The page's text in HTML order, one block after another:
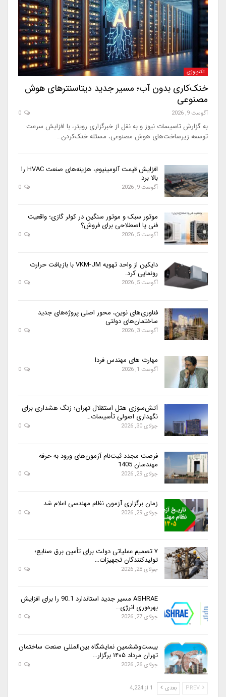
تکنولوژی
خنک‌کاری بدون آب؛ مسیر جدید دیتاسنترهای هوش
مصنوعی
آگوست 9, 2026
به گزارش تاسیسات نیوز و به نقل از خبرگزاری رویتر، با افزایش سرعت
توسعه زیرساخت‌های هوش مصنوعی، مسئله خنک‌کردن…
افزایش قیمت آلومینیوم، هزینه‌های صنعت HVAC را
بالا برد
آگوست 9, 2026
موتور سبک و موتور سنگین در کولر گازی؛ واقعیت
فنی یا اصطلاحی برای فروش؟
آگوست 5, 2026
دایکین از واحد تهویه VKM-JM با بازیافت حرارت
رونمایی کرد.
آگوست 5, 2026
فناوری‌های نوین، محور اصلی پروژه‌های جدید
ساختمان‌های دولتی
آگوست 3, 2026
مهارت های مهندس فردا
آگوست 1, 2026
آتش‌سوزی هتل استقلال تهران؛ زنگ هشداری برای
نگهداری اصولی تأسیسات…
جولای 30, 2026
فرصت مجدد ثبت‌نام آزمون‌های ورود به حرفه
مهندسان 1405
جولای 29, 2026
زمان برگزاری آزمون نظام مهندسی اعلام شد
جولای 29, 2026
۷ تصمیم عملیاتی دولت برای تأمین برق صنایع؛
تولیدکنندگان تجهیزات…
جولای 28, 2026
ASHRAE مسیر جدید استاندارد 90.1 را برای افزایش
بهره‌وری انرژی…
جولای 27, 2026
بیست‌وششمین نمایشگاه بین‌المللی صنعت ساختمان
تهران مرداد ۱۴۰۵ برگزار…
جولای 26, 2026
بعدی 1 از 4,224